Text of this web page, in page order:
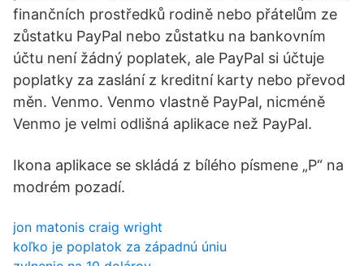
finančních prostředků rodině nebo přátelům ze
zůstatku PayPal nebo zůstatku na bankovním
účtu není žádný poplatek, ale PayPal si účtuje
poplatky za zaslání z kreditní karty nebo převod
měn. Venmo. Venmo vlastně PayPal, nicméně
Venmo je velmi odlišná aplikace než PayPal.
Ikona aplikace se skládá z bílého písmene „P“ na
modrém pozadí.
jon matonis craig wright
koľko je poplatok za západnú úniu